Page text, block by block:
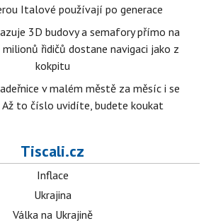
Italové používají po generace
3D budovy a semafory přímo na
řidičů dostane navigaci jako z
kokpitu
v malém městě za měsíc i se
Až to číslo uvidíte, budete koukat
Tiscali.cz
Inflace
Ukrajina
Válka na Ukrajině